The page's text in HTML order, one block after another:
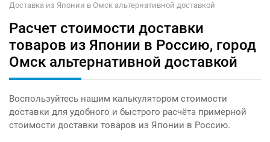
Доставка из Японии в Омск альтернативной доставкой
Расчет стоимости доставки
товаров из Японии в Россию, город
Омск альтернативной доставкой
Воспользуйтесь нашим калькулятором стоимости
доставки для удобного и быстрого расчёта примерной
стоимости доставки товаров из Японии в Россию.